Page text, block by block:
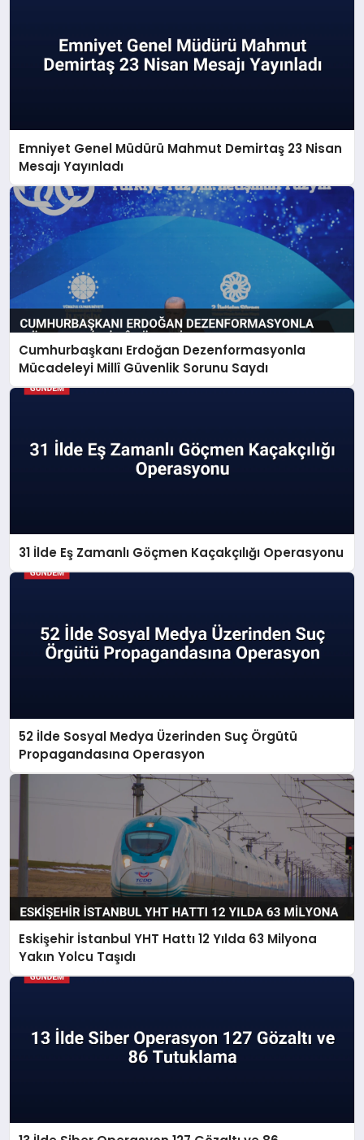
Emniyet Genel Müdürü Mahmut Demirtaş 23 Nisan
Mesajı Yayınladı
Cumhurbaşkanı Erdoğan Dezenformasyonla
Mücadeleyi Millî Güvenlik Sorunu Saydı
31 İlde Eş Zamanlı Göçmen Kaçakçılığı Operasyonu
52 İlde Sosyal Medya Üzerinden Suç Örgütü
Propagandasına Operasyon
Eskişehir İstanbul YHT Hattı 12 Yılda 63 Milyona
Yakın Yolcu Taşıdı